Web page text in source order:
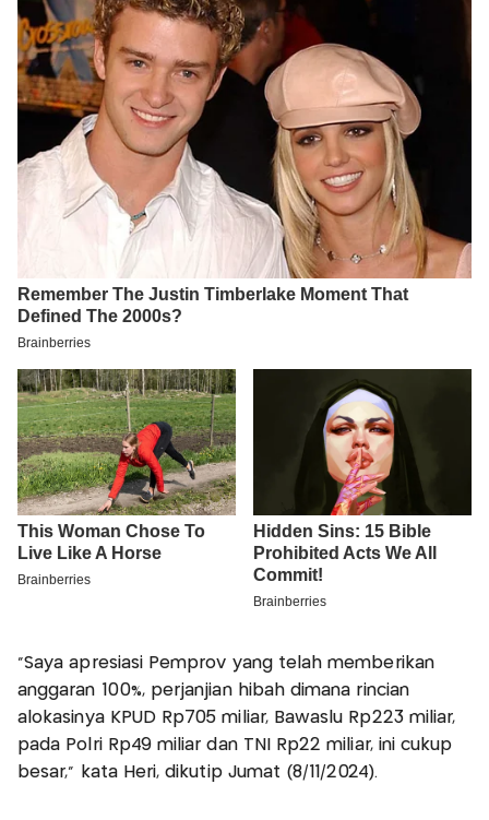
“Saya apresiasi Pemprov yang telah memberikan
anggaran 100%, perjanjian hibah dimana rincian
alokasinya KPUD Rp705 miliar, Bawaslu Rp223 miliar,
pada Polri Rp49 miliar dan TNI Rp22 miliar, ini cukup
besar,” kata Heri, dikutip Jumat (8/11/2024).